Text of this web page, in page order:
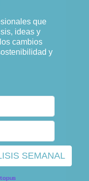
que
ideas y
cambios
y